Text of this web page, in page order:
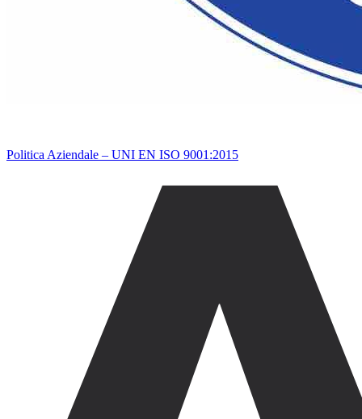
Politica Aziendale – UNI EN ISO 9001:2015